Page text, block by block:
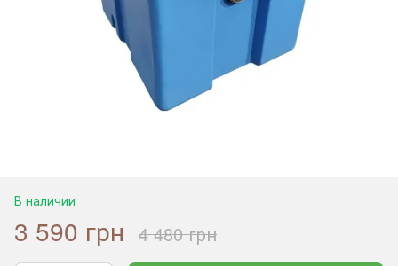
В наличии
3 590 грн 4 480 грн